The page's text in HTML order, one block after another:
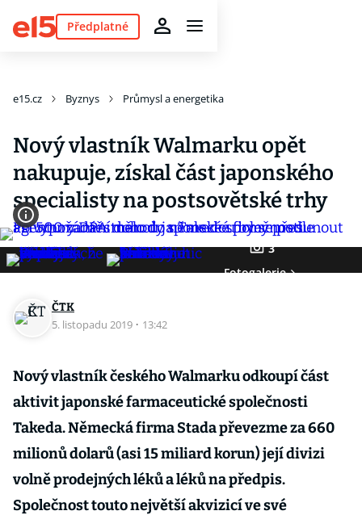
Předplatné
e15.cz Byznys Průmysl a energetika
Nový vlastník Walmarku opět
nakupuje, získal část japonského
specialisty na postsovětské trhy
3
Fotogalerie
ČTK
5. listopadu 2019 · 13:42
Nový vlastník českého Walmarku odkoupí část
aktivit japonské farmaceutické společnosti
Takeda. Německá firma Stada převezme za 660
milionů dolarů (asi 15 miliard korun) její divizi
volně prodejných léků a léků na předpis.
Společnost touto největší akvizicí ve své